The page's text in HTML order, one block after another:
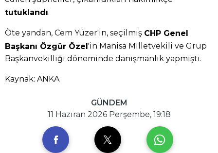
tutuklandı.
Öte yandan, Cem Yüzer'in, seçilmiş CHP Genel
Başkanı Özgür Özel'in Manisa Milletvekili ve Grup
Başkanvekilliği döneminde danışmanlık yapmıştı.
Kaynak: ANKA
GÜNDEM
11 Haziran 2026 Perşembe, 19:18